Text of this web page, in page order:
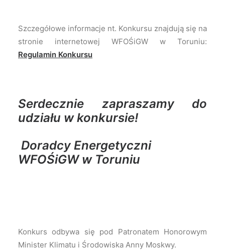
Szczegółowe informacje nt. Konkursu znajdują się na
stronie internetowej WFOŚiGW w Toruniu:
Regulamin Konkursu
Serdecznie zapraszamy do
udziału w konkursie!
Doradcy Energetyczni
WFOŚiGW w Toruniu
Konkurs odbywa się pod Patronatem Honorowym
Minister Klimatu i Środowiska Anny Moskwy.